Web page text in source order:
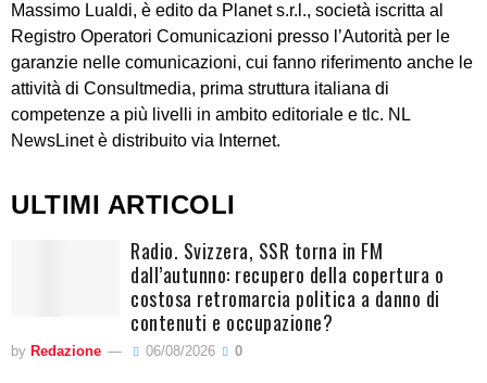
Massimo Lualdi, è edito da Planet s.r.l., società iscritta al
Registro Operatori Comunicazioni presso l’Autorità per le
garanzie nelle comunicazioni, cui fanno riferimento anche le
attività di Consultmedia, prima struttura italiana di
competenze a più livelli in ambito editoriale e tlc. NL
NewsLinet è distribuito via Internet.
ULTIMI ARTICOLI
Radio. Svizzera, SSR torna in FM
dall’autunno: recupero della copertura o
costosa retromarcia politica a danno di
contenuti e occupazione?
by Redazione 06/08/2026 0